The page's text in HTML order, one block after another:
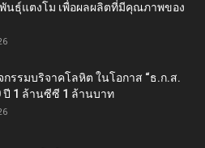
นธุ์แตงโม เพื่อผลผลิตที่มีคุณภาพของ
กรรมบริจาคโลหิต ในโอกาส “ธ.ก.ส.
ปี 1 ล้านซีซี 1 ล้านบาท